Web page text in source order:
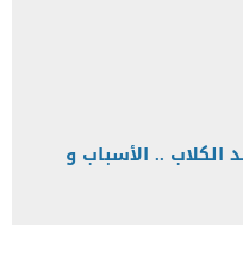
الكلاب .. الأسباب و